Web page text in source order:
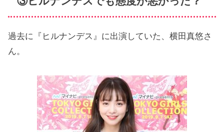
過去に『ヒルナンデス』に出演していた、横田真悠さ
ん。